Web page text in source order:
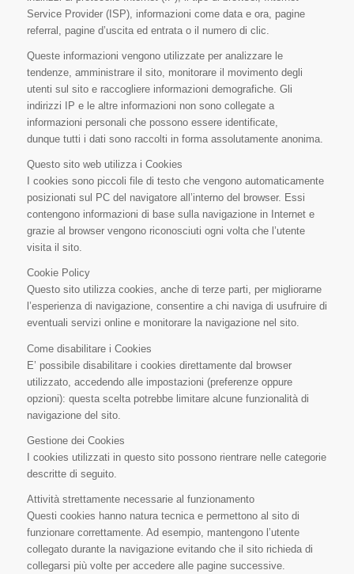
Service Provider (ISP), informazioni come data e ora, pagine
referral, pagine d’uscita ed entrata o il numero di clic.
Queste informazioni vengono utilizzate per analizzare le
tendenze, amministrare il sito, monitorare il movimento degli
utenti sul sito e raccogliere informazioni demografiche. Gli
indirizzi IP e le altre informazioni non sono collegate a
informazioni personali che possono essere identificate,
dunque tutti i dati sono raccolti in forma assolutamente anonima.
Questo sito web utilizza i Cookies
I cookies sono piccoli file di testo che vengono automaticamente
posizionati sul PC del navigatore all’interno del browser. Essi
contengono informazioni di base sulla navigazione in Internet e
grazie al browser vengono riconosciuti ogni volta che l’utente
visita il sito.
Cookie Policy
Questo sito utilizza cookies, anche di terze parti, per migliorarne
l’esperienza di navigazione, consentire a chi naviga di usufruire di
eventuali servizi online e monitorare la navigazione nel sito.
Come disabilitare i Cookies
E’ possibile disabilitare i cookies direttamente dal browser
utilizzato, accedendo alle impostazioni (preferenze oppure
opzioni): questa scelta potrebbe limitare alcune funzionalità di
navigazione del sito.
Gestione dei Cookies
I cookies utilizzati in questo sito possono rientrare nelle categorie
descritte di seguito.
Attività strettamente necessarie al funzionamento
Questi cookies hanno natura tecnica e permettono al sito di
funzionare correttamente. Ad esempio, mantengono l’utente
collegato durante la navigazione evitando che il sito richieda di
collegarsi più volte per accedere alle pagine successive.